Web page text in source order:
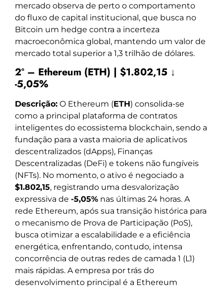
mercado observa de perto o comportamento
do fluxo de capital institucional, que busca no
Bitcoin um hedge contra a incerteza
macroeconômica global, mantendo um valor de
mercado total superior a 1,3 trilhão de dólares.
2º – Ethereum (ETH) | $1.802,15 ↓
-5,05%
Descrição: O Ethereum (ETH) consolida-se
como a principal plataforma de contratos
inteligentes do ecossistema blockchain, sendo a
fundação para a vasta maioria de aplicativos
descentralizados (dApps), Finanças
Descentralizadas (DeFi) e tokens não fungíveis
(NFTs). No momento, o ativo é negociado a
$1.802,15, registrando uma desvalorização
expressiva de -5,05% nas últimas 24 horas. A
rede Ethereum, após sua transição histórica para
o mecanismo de Prova de Participação (PoS),
busca otimizar a escalabilidade e a eficiência
energética, enfrentando, contudo, intensa
concorrência de outras redes de camada 1 (L1)
mais rápidas. A empresa por trás do
desenvolvimento principal é a Ethereum